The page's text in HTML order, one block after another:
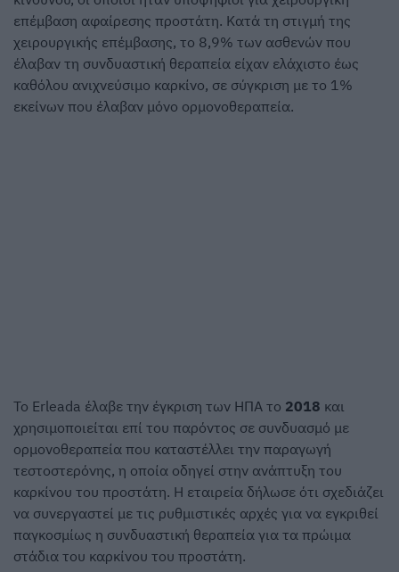
επέμβαση αφαίρεσης προστάτη. Κατά τη στιγμή της
χειρουργικής επέμβασης, το 8,9% των ασθενών που
έλαβαν τη συνδυαστική θεραπεία είχαν ελάχιστο έως
καθόλου ανιχνεύσιμο καρκίνο, σε σύγκριση με το 1%
εκείνων που έλαβαν μόνο ορμονοθεραπεία.
Το Erleada έλαβε την έγκριση των ΗΠΑ το 2018 και
χρησιμοποιείται επί του παρόντος σε συνδυασμό με
ορμονοθεραπεία που καταστέλλει την παραγωγή
τεστοστερόνης, η οποία οδηγεί στην ανάπτυξη του
καρκίνου του προστάτη. Η εταιρεία δήλωσε ότι σχεδιάζει
να συνεργαστεί με τις ρυθμιστικές αρχές για να εγκριθεί
παγκοσμίως η συνδυαστική θεραπεία για τα πρώιμα
στάδια του καρκίνου του προστάτη.